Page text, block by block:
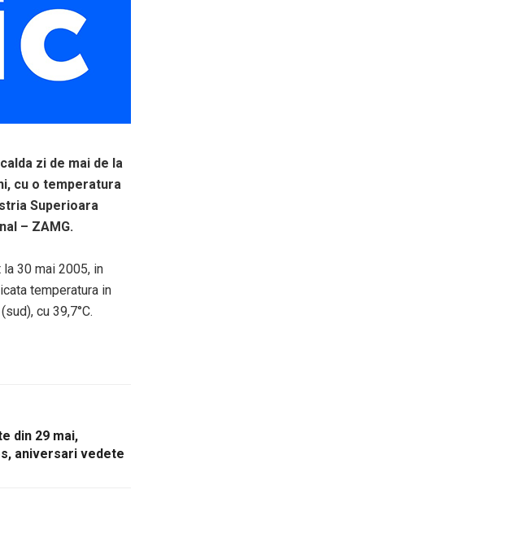
zi de mai de la
cu o temperatura
Superioara
– ZAMG.
30 mai 2005, in
temperatura in
cu 39,7°C.
din 29 mai,
aniversari vedete